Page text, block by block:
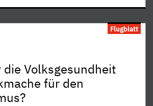
Flugblatt
die Volksgesundheit
für den